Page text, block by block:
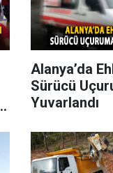
Alanya’da
Sürücü
Yuvarlandı